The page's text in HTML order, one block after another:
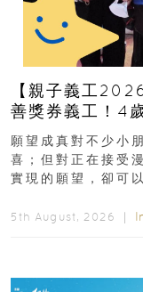
【親子義工
善獎券義工！4
新界
願望成真對不少小
喜；但對正在接受
實現的願望，卻可
5th August, 2026 ｜